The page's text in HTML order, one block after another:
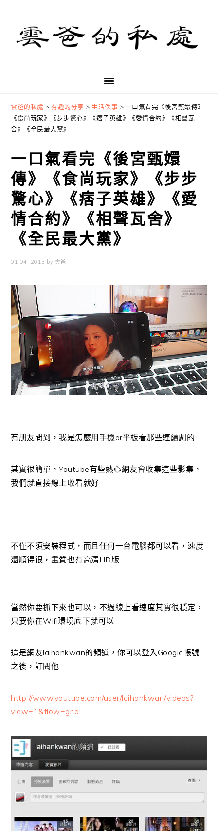
primary
navigation
content
primary
sidebar
雲爸的私處 >有趣的分享 > 生活佚事 > 一口氣看完《後宮甄嬛傳》
《食尚玩家》《步步驚心》《痞子英雄》《愛情合約》《相聲瓦
舍》《全民最大黨》
一口氣看完《後宮甄嬛
傳》《食尚玩家》《步步
驚心》《痞子英雄》《愛
情合約》《相聲瓦舍》
《全民最大黨》
01 04, 2013 by 雲爸
有朋友問到，我是怎麼用手機or平板看那些連續劇的
其實很簡單，Youtube有些熱心網友會收集這些影集，
我們就直接線上收看就好
不僅不須安裝程式，而且任何一台電腦都可以看，速度
還順得很，畫質也有高清HD版
當然你要抓下來也可以，不過線上看速度其實很穩定，
只要你在Wifi環境底下就可以
這是網友laihankwan的頻道，你可以登入Google帳號
之後，訂閱他
http://www.youtube.com/user/laihankwan/videos?
view=1&flow=grid